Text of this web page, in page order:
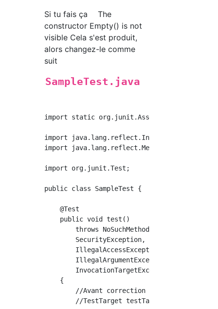
Si tu fais ça The
constructor Empty() is not
visible Cela s'est produit,
alors changez-le comme
suit
SampleTest.java
import static org.junit.Assert.*;
import
import java.lang.reflect.Method;
import org.junit.Test;
public class SampleTest {
    @Test
    public void test()
        throws NoSuchMethodException,
        SecurityException,
        IllegalAccessException,
        IllegalArgumentException,
        InvocationTargetException
    {
        //Avant correction
//TestTarget testTarget = new